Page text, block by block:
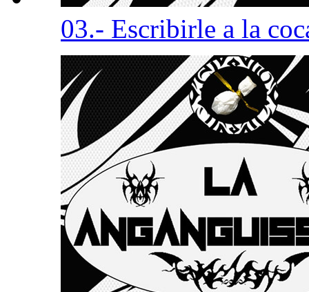
03.- Escribirle a la